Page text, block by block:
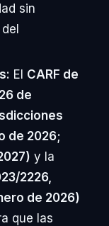
sin
El CARF de
de
de 2026;
y la
2226,
de 2026)
que las